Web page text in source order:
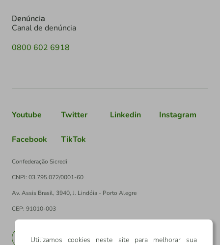
Denúncia
Canal de denúncia
0800 602 6918
Youtube Twitter Linkedin Instagram
Facebook TikTok
Confederação Sicredi
CNPJ: 03.795.072/0001-60
Av. Assis Brasil, 3940, J. Lindóia - Porto Alegre
CEP: 91010-003
EN
Utilizamos cookies neste site para melhorar sua